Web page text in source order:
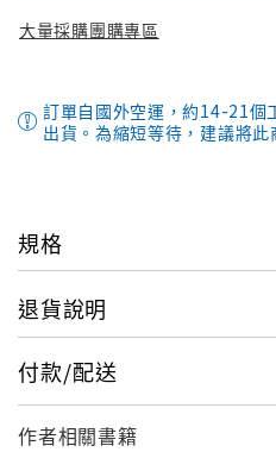
大量採購團購專區
訂單自國外空運，約14-21個
出貨。為縮短等待，建議將
規格
退貨說明
付款/配送
作者相關書籍